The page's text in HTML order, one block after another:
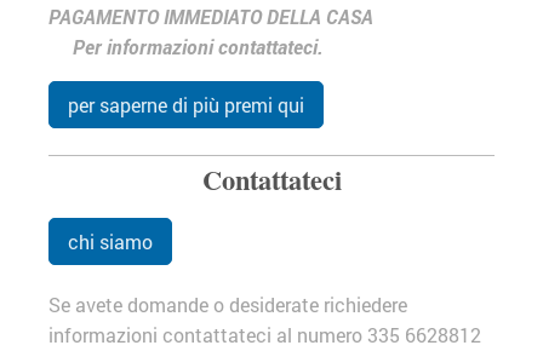
PAGAMENTO IMMEDIATO DELLA CASA
Per informazioni contattateci.
per saperne di più premi qui
Contattateci
chi siamo
Se avete domande o desiderate richiedere
informazioni contattateci al numero 335 6628812